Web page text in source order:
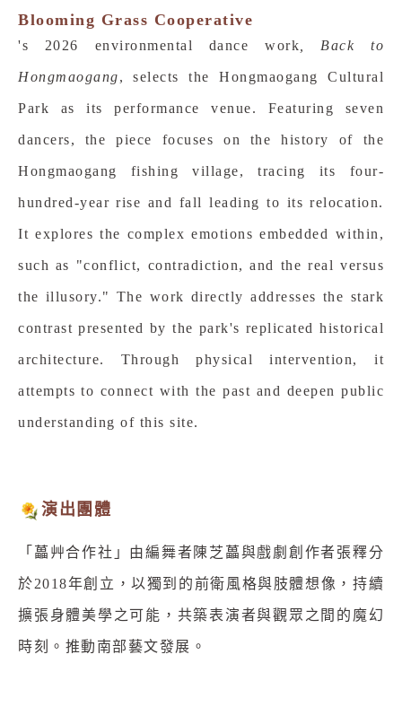
Blooming Grass Cooperative
's 2026 environmental dance work , Back to
Hongmaogang, selects the Hongmaogang Cultural
Park as its performance venue. Featuring seven
dancers, the piece focuses on the history of the
Hongmaogang fishing village, tracing its four-
hundred-year rise and fall leading to its relocation.
It explores the complex emotions embedded within,
such as "conflict, contradiction, and the real versus
the illusory." The work directly addresses the stark
contrast presented by the park's replicated historical
architecture. Through physical intervention, it
attempts to connect with the past and deepen public
understanding of this site.
演出團體
「藟艸合作社」由編舞者陳芝藟與戲劇創作者張釋分
於2018年創立，以獨到的前衛風格與肢體想像，持續
擴張身體美學之可能，共築表演者與觀眾之間的魔幻
時刻。推動南部藝文發展。